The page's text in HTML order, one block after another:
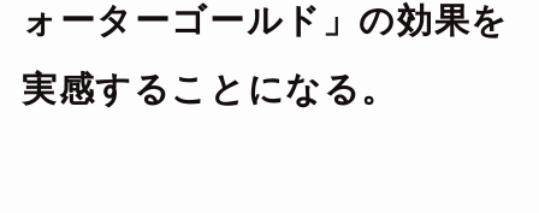
ォーターゴールド 」の効果を
実感することになる。